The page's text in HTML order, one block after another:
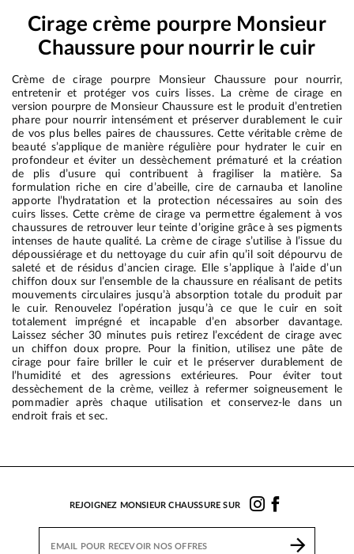
Cirage crème pourpre Monsieur
Chaussure pour nourrir le cuir
Crème de cirage pourpre Monsieur Chaussure pour nourrir,
entretenir et protéger vos cuirs lisses. La crème de cirage en
version pourpre de Monsieur Chaussure est le produit d’entretien
phare pour nourrir intensément et préserver durablement le cuir
de vos plus belles paires de chaussures. Cette véritable crème de
beauté s’applique de manière régulière pour hydrater le cuir en
profondeur et éviter un dessèchement prématuré et la création
de plis d’usure qui contribuent à fragiliser la matière. Sa
formulation riche en cire d’abeille, cire de carnauba et lanoline
apporte l’hydratation et la protection nécessaires au soin des
cuirs lisses. Cette crème de cirage va permettre également à vos
chaussures de retrouver leur teinte d’origine grâce à ses pigments
intenses de haute qualité. La crème de cirage s’utilise à l’issue du
dépoussiérage et du nettoyage du cuir afin qu’il soit dépourvu de
saleté et de résidus d’ancien cirage. Elle s’applique à l’aide d’un
chiffon doux sur l’ensemble de la chaussure en réalisant de petits
mouvements circulaires jusqu’à absorption totale du produit par
le cuir. Renouvelez l’opération jusqu’à ce que le cuir en soit
totalement imprégné et incapable d’en absorber davantage.
Laissez sécher 30 minutes puis retirez l’excédent de cirage avec
un chiffon doux propre. Pour la finition, utilisez une pâte de
cirage pour faire briller le cuir et le préserver durablement de
l’humidité et des agressions extérieures. Pour éviter tout
dessèchement de la crème, veillez à refermer soigneusement le
pommadier après chaque utilisation et conservez-le dans un
endroit frais et sec.
REJOIGNEZ MONSIEUR CHAUSSURE SUR